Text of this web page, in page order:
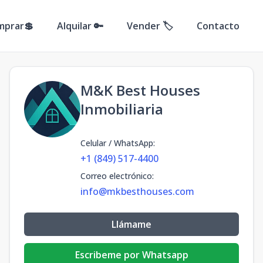
Alquilar 🔑 Vender 🏷️ Contacto
M&K Best Houses
Inmobiliaria
Celular / WhatsApp:
+1 (849) 517-4400
Correo electrónico:
info@mkbesthouses.com
Llámame
Escribeme por Whatsapp